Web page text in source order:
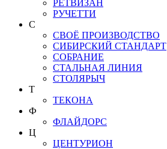
РЕТВИЗАН
РУЧЕТТИ
С
СВОЁ ПРОИЗВОДСТВО
СИБИРСКИЙ СТАНДАРТ
СОБРАНИЕ
СТАЛЬНАЯ ЛИНИЯ
СТОЛЯРЫЧ
Т
ТЕКОНА
Ф
ФЛАЙДОРС
Ц
ЦЕНТУРИОН